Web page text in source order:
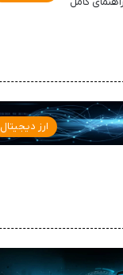
ارز دیجیتال